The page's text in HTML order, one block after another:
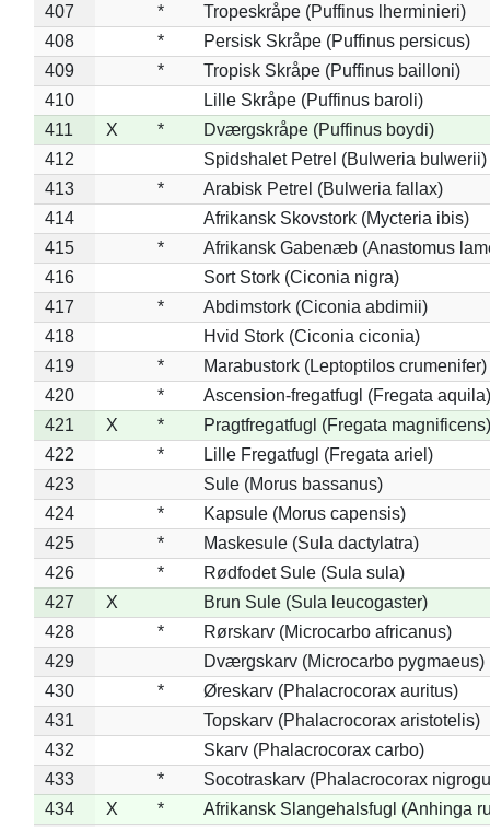
407
*
Tropeskråpe (Puffinus lherminieri)
408
*
Persisk Skråpe (Puffinus persicus)
409
*
Tropisk Skråpe (Puffinus bailloni)
410
Lille Skråpe (Puffinus baroli)
411
X *
Dværgskråpe (Puffinus boydi)
412
Spidshalet Petrel (Bulweria bulwerii)
413
*
Arabisk Petrel (Bulweria fallax)
414
Afrikansk Skovstork (Mycteria ibis)
415
*
Afrikansk Gabenæb (Anastomus
416
Sort Stork (Ciconia nigra)
417
*
Abdimstork (Ciconia abdimii)
418
Hvid Stork (Ciconia ciconia)
419
*
Marabustork (Leptoptilos crumenifer)
420
*
Ascension-fregatfugl (Fregata aquila)
421
X *
Pragtfregatfugl (Fregata magnificens)
422
*
Lille Fregatfugl (Fregata ariel)
423
Sule (Morus bassanus)
424
*
Kapsule (Morus capensis)
425
*
Maskesule (Sula dactylatra)
426
*
Rødfodet Sule (Sula sula)
427
X
Brun Sule (Sula leucogaster)
428
*
Rørskarv (Microcarbo africanus)
429
Dværgskarv (Microcarbo pygmaeus)
430
*
Øreskarv (Phalacrocorax auritus)
431
Topskarv (Phalacrocorax aristotelis)
432
Skarv (Phalacrocorax carbo)
433
*
Socotraskarv (Phalacrocorax
434
X *
Afrikansk Slangehalsfugl (Anhinga